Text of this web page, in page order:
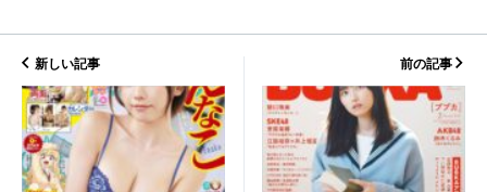
新しい記事 前の記事